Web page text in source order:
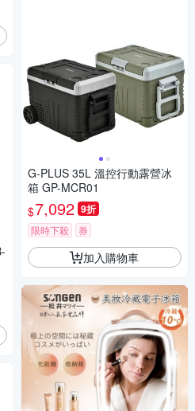
G-PLUS 35L 溫控行動露營冰
箱 GP-MCR01
$7,092 9折
限時下殺 券
加入購物車